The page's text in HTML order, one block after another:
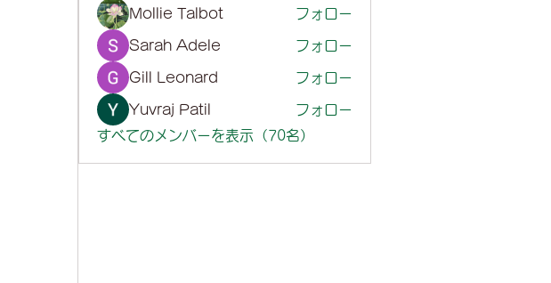
Mollie Talbot フォロー
Sarah Adele フォロー
Gill Leonard フォロー
Yuvraj Patil
フォロー
すべてのメンバーを表示（70名）